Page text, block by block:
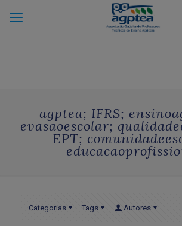
agptea; IFRS;
evasaoescolar;
EPT;
Categorias Tags Autores